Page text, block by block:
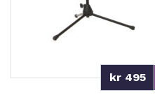
kr 495